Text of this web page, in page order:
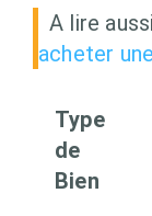
A lire
acheter
Type
de
Bien